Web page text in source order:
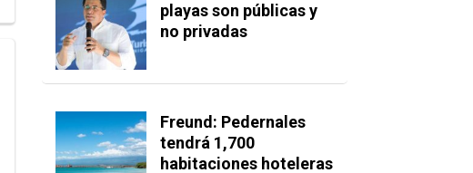
playas son públicas y
no privadas
Freund: Pedernales
tendrá 1,700
habitaciones hoteleras